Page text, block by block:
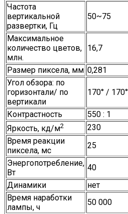
Частота
вертикальной
развертки, Гц
50~75
Максимальное
количество цветов,
млн.
16,7
Размер пиксела, мм 0,281
Угол обзора: по
горизонтали/ по
вертикали
170° / 170°
Контрастность 550 : 1
Яркость, кд/м2 230
Время реакции
пиксела, мс
25
Энергопотребление,
Вт
40
Динамики
нет
Время наработки
лампы, ч
50 000